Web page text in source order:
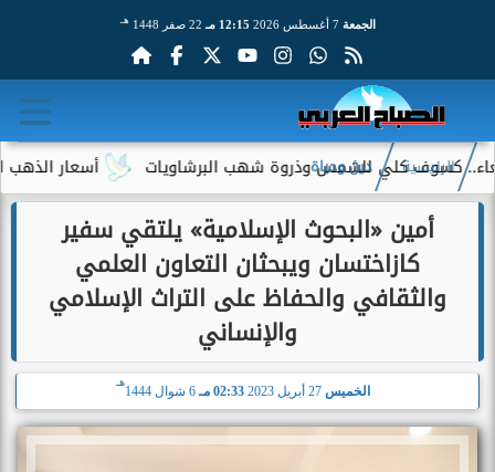
الجمعة 7 أغسطس 2026 12:15 مـ 22 صفر 1448 هـ
أسعار الذهب اليوم الجمعة 7 أغسطس 2026.. عيار 21 كسوف كلي للشمس وذروة شهب البرشاويات
الرئيسية دين وحياة
أمين «البحوث الإسلامية» يلتقي سفير
كازاختسان ويبحثان التعاون العلمي
والثقافي والحفاظ على التراث الإسلامي
والإنساني
الخميس 02:33 مـ 6 شوال 1444
هـ